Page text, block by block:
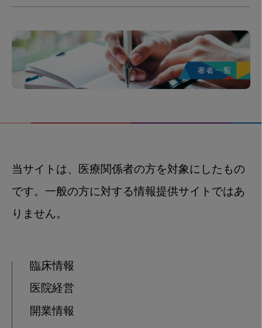
当サイトは、医療関係者の方を対象にしたもの
です。一般の方に対する情報提供サイトではあ
りません。
臨床情報
医院経営
開業情報